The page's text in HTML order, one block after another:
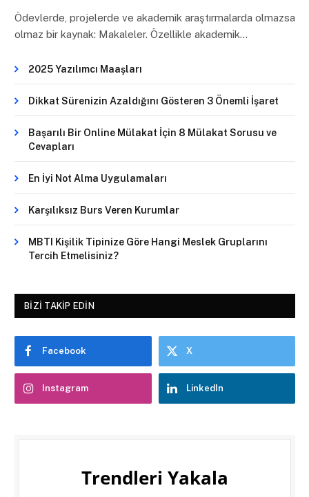
Ödevlerde, projelerde ve akademik araştırmalarda olmazsa
olmaz bir kaynak: Makaleler. Özellikle akademik…
2025 Yazılımcı Maaşları
Dikkat Sürenizin Azaldığını Gösteren 3 Önemli İşaret
Başarılı Bir Online Mülakat İçin 8 Mülakat Sorusu ve
Cevapları
En İyi Not Alma Uygulamaları
Karşılıksız Burs Veren Kurumlar
MBTI Kişilik Tipinize Göre Hangi Meslek Gruplarını
Tercih Etmelisiniz?
BIZI TAKIP EDIN
Facebook X
Instagram LinkedIn
Trendleri Yakala